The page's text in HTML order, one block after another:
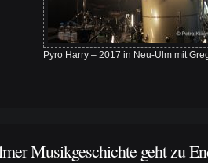
Pyro Harry – 2017 in Neu-Ulm mit
Musikgeschichte geht zu